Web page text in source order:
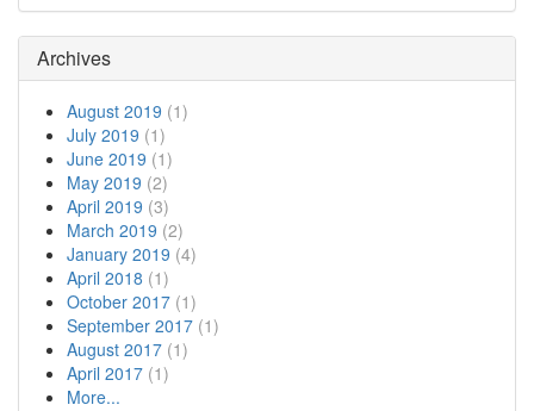
Archives
August 2019 (1)
July 2019 (1)
June 2019 (1)
May 2019 (2)
April 2019 (3)
March 2019 (2)
January 2019 (4)
April 2018 (1)
October 2017 (1)
September 2017 (1)
August 2017 (1)
April 2017 (1)
More...